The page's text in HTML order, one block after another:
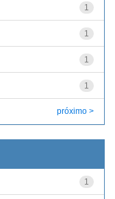
1
1
1
1
próximo >
1